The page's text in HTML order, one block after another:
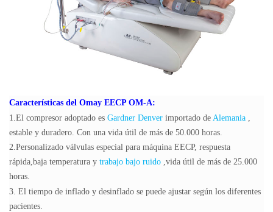
Características del Omay EECP OM-A:
1.El compresor adoptado es Gardner Denver importado de Alemania ,
estable y duradero. Con una vida útil de más de 50.000 horas.
2.Personalizado válvulas especial para máquina EECP, respuesta
rápida,baja temperatura y trabajo bajo ruido ,vida útil de más de 25.000
horas.
3. El tiempo de inflado y desinflado se puede ajustar según los diferentes
pacientes.